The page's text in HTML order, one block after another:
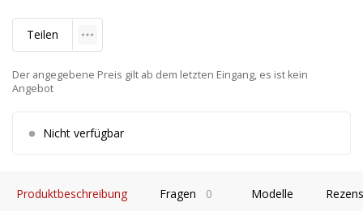
Teilen
Der angegebene Preis gilt ab dem letzten Eingang, es ist kein
Angebot
Nicht verfügbar
Produktbeschreibung Fragen 0 Modelle